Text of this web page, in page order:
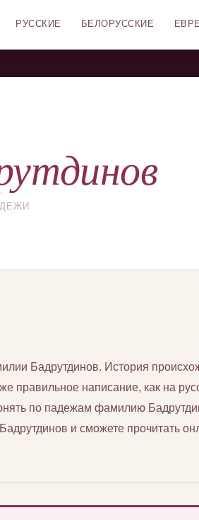
РУССКИЕ БЕЛОРУССКИЕ
Бадрутдинов. История
правильное написание, как на
по падежам фамилию
и сможете прочитать